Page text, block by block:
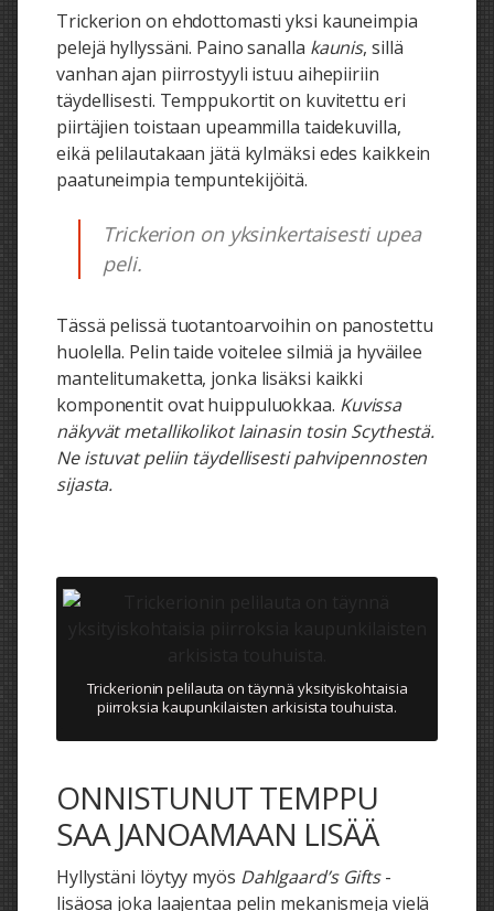
Trickerion on ehdottomasti yksi kauneimpia
pelejä hyllyssäni. Paino sanalla kaunis, sillä
vanhan ajan piirrostyyli istuu aihepiiriin
täydellisesti. Temppukortit on kuvitettu eri
piirtäjien toistaan upeammilla taidekuvilla,
eikä pelilautakaan jätä kylmäksi edes kaikkein
paatuneimpia tempuntekijöitä.
Trickerion on yksinkertaisesti upea
peli.
Tässä pelissä tuotantoarvoihin on panostettu
huolella. Pelin taide voitelee silmiä ja hyväilee
mantelitumaketta, jonka lisäksi kaikki
komponentit ovat huippuluokkaa. Kuvissa
näkyvät metallikolikot lainasin tosin Scythestä.
Ne istuvat peliin täydellisesti pahvipennosten
sijasta.
Trickerionin pelilauta on täynnä yksityiskohtaisia
piirroksia kaupunkilaisten arkisista touhuista.
ONNISTUNUT TEMPPU
SAA JANOAMAAN LISÄÄ
Hyllystäni löytyy myös Dahlgaard’s Gifts-
lisäosa joka laajentaa pelin mekanismeja vielä